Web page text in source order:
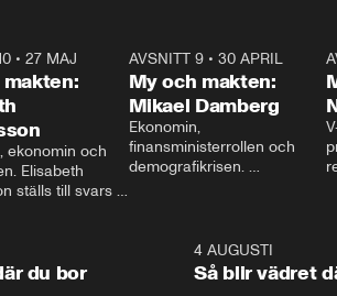
•27 MAJ
ekonomin och
Elisabeth
ställs till svars
AVSNITT 9• 30 APRIL
My och makten:
Mikael Damberg
Ekonomin,
finansministerrollen och
demografikrisen.
och Makten.
–
1:06
du bor
4 AUGUSTI
Så blir vädret